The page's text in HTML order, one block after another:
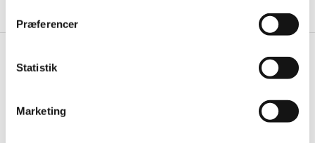
Præferencer
Statistik
Marketing
Gastrobutikken.dk
Rømersvej 33